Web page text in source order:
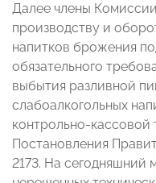
Далее члены
производству и
напитков брожения
обязательного
выбытия разливной
слабоалкогольных
контрольно-кассовой
Постановления
2173. На сегодняшний